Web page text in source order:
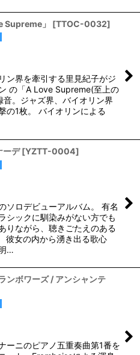
Supreme」 [TTOC-0032]
ン界を牽引する里見紀子がジ
の「A Love Supreme(至上の
。ジャズ界、バイオリン界
の1枚。 バイオリンによる
デ [YZTT-0004]
ソロデビューアルバム。 有名
シックに馴染みがない方でも
りながら、聴きごたえのある
彼女の内から湧き出る歌心
…
ンボワーズ / アンシャンテ
ーニのピアノ五重奏曲第1番を